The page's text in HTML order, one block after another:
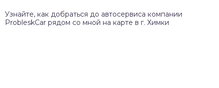
Узнайте, как добраться до автосервиса компании
ProbleskCar рядом со мной на карте в г. Химки